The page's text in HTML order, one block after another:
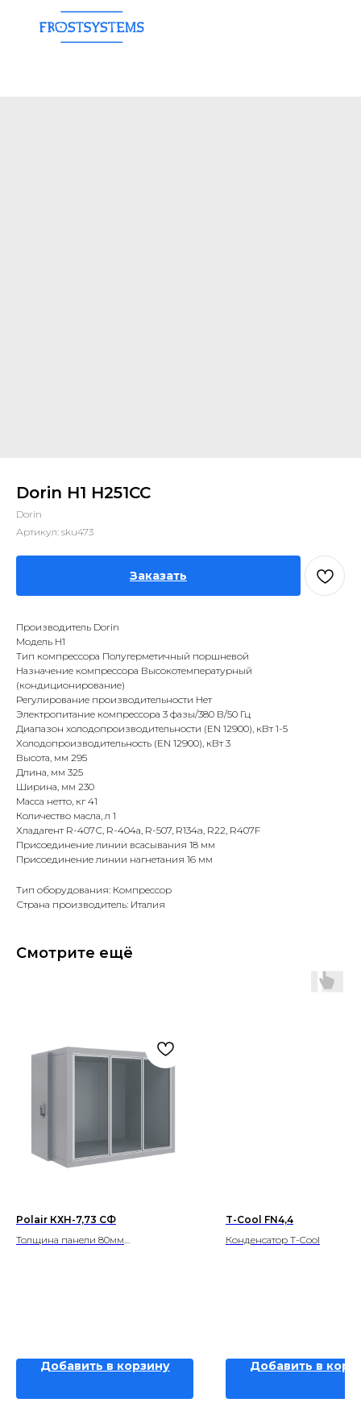
Dorin H1 H251CC
Dorin
Артикул: sku473
Заказать
Производитель Dorin
Модель H1
Тип компрессора Полугерметичный поршневой
Назначение компрессора Высокотемпературный
(кондиционирование)
Регулирование производительности Нет
Электропитание компрессора 3 фазы/380 В/50 Гц
Диапазон холодопроизводительности (EN 12900), кВт 1-5
Холодопроизводительность (EN 12900), кВт 3
Высота, мм 295
Длина, мм 325
Ширина, мм 230
Масса нетто, кг 41
Количество масла, л 1
Хладагент R-407С, R-404а, R-507, R134a, R22, R407F
Присоединение линии всасывания 18 мм
Присоединение линии нагнетания 16 мм
Тип оборудования: Компрессор
Страна производитель: Италия
Смотрите ещё
Polair КХН-7,73 СФ
Толщина панели 80мм
Добавить в корзину
T-Cool FN4,4
Конденсатор T-Cool
Добавить в